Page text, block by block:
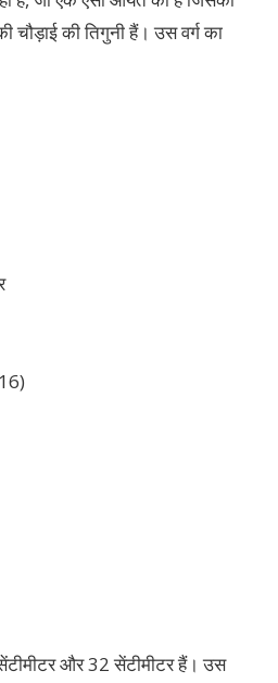
चौड़ाई की तिगुनी हैं। उस वर्ग का
सेंटीमीटर और 32 सेंटीमीटर हैं। उस